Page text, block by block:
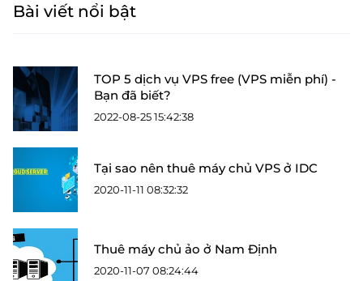
Bài viết nổi bật
TOP 5 dịch vụ VPS free (VPS miễn phí) -
Bạn đã biết?
2022-08-25 15:42:38
Tại sao nên thuê máy chủ VPS ở IDC
2020-11-11 08:32:32
Thuê máy chủ ảo ở Nam Định
2020-11-07 08:24:44